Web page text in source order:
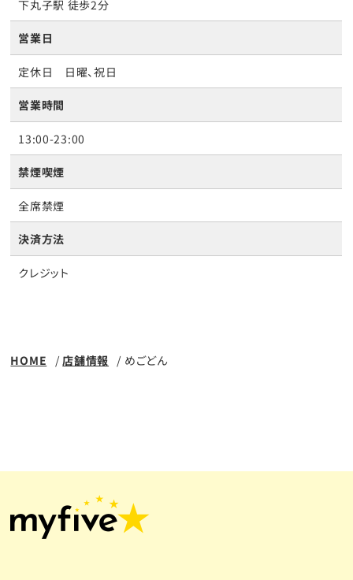
下丸子駅 徒歩2分
営業日
定休日 日曜、祝日
営業時間
13:00-23:00
禁煙喫煙
全席禁煙
決済方法
クレジット
HOME 店舗情報 めごどん